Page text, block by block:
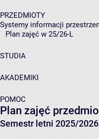
PRZEDMIOTY
Systemy informacji
Plan zajęć w 25/26-L
STUDIA
AKADEMIKI
POMOC
Plan zajęć
Semestr letni 2025/2026